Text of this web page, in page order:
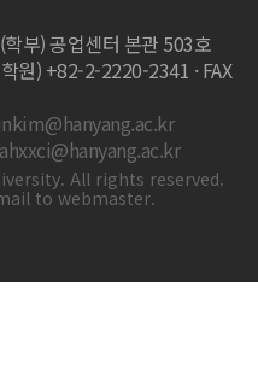
부) 공업센터 본관 503호
원) +82-2-2220-2341 · FAX
ahxxci@hanyang.ac.kr
All rights reserved.
to webmaster.